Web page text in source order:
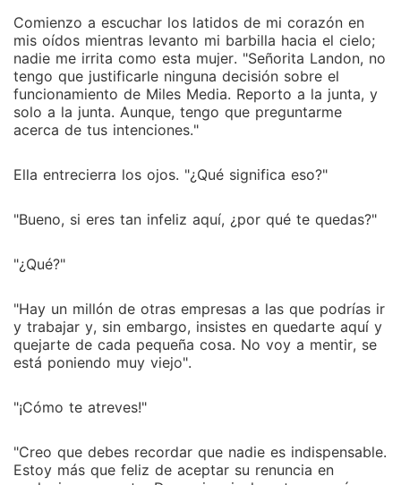
Comienzo a escuchar los latidos de mi corazón en
mis oídos mientras levanto mi barbilla hacia el cielo;
nadie me irrita como esta mujer. "Señorita Landon, no
tengo que justificarle ninguna decisión sobre el
funcionamiento de Miles Media. Reporto a la junta, y
solo a la junta. Aunque, tengo que preguntarme
acerca de tus intenciones."
Ella entrecierra los ojos. "¿Qué significa eso?"
"Bueno, si eres tan infeliz aquí, ¿por qué te quedas?"
"¿Qué?"
"Hay un millón de otras empresas a las que podrías ir
y trabajar y, sin embargo, insistes en quedarte aquí y
quejarte de cada pequeña cosa. No voy a mentir, se
está poniendo muy viejo".
"¡Cómo te atreves!"
"Creo que debes recordar que nadie es indispensable.
Estoy más que feliz de aceptar su renuncia en